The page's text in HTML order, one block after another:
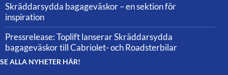
Skräddarsydda bagageväskor – en sektion för
inspiration
Pressrelease: Toplift lanserar Skräddarsydda
bagageväskor till Cabriolet- och Roadsterbilar
SE ALLA NYHETER HÄR!